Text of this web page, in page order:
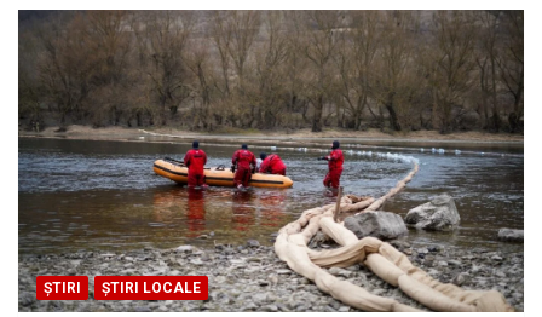
ȘTIRI ȘTIRI LOCALE